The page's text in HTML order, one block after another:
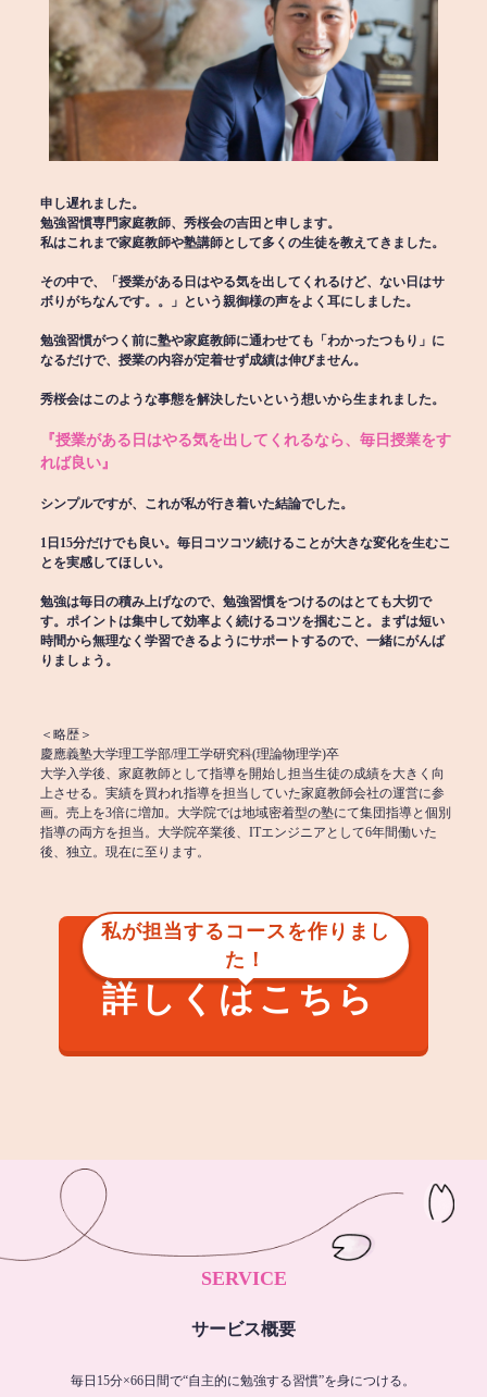
申し遅れました。
勉強習慣専門家庭教師、秀桜会の吉田と申します。
私はこれまで家庭教師や塾講師として多くの生徒を教えてきました。
その中で、「授業がある日はやる気を出してくれるけど、ない日はサ
ボりがちなんです。。」という親御様の声をよく耳にしました。
勉強習慣がつく前に塾や家庭教師に通わせても「わかったつもり」に
なるだけで、授業の内容が定着せず成績は伸びません。
秀桜会はこのような事態を解決したいという想いから生まれました。
『授業がある日はやる気を出してくれるなら、毎日授業をす
れば良い』
シンプルですが、これが私が行き着いた結論でした。
1日15分だけでも良い。毎日コツコツ続けることが大きな変化を生むこ
とを実感してほしい。
勉強は毎日の積み上げなので、勉強習慣をつけるのはとても大切で
す。ポイントは集中して効率よく続けるコツを掴むこと。まずは短い
時間から無理なく学習できるようにサポートするので、一緒にがんば
りましょう。
＜略歴＞
慶應義塾大学理工学部/理工学研究科(理論物理学)卒
大学入学後、家庭教師として指導を開始し担当生徒の成績を大きく向
上させる。実績を買われ指導を担当していた家庭教師会社の運営に参
画。売上を3倍に増加。大学院では地域密着型の塾にて集団指導と個別
指導の両方を担当。大学院卒業後、ITエンジニアとして6年間働いた
後、独立。現在に至ります。
私が担当するコースを作りまし
た！
詳しくはこちら
SERVICE
サービス概要
毎日15分×66日間で“自主的に勉強する習慣”を身につける。